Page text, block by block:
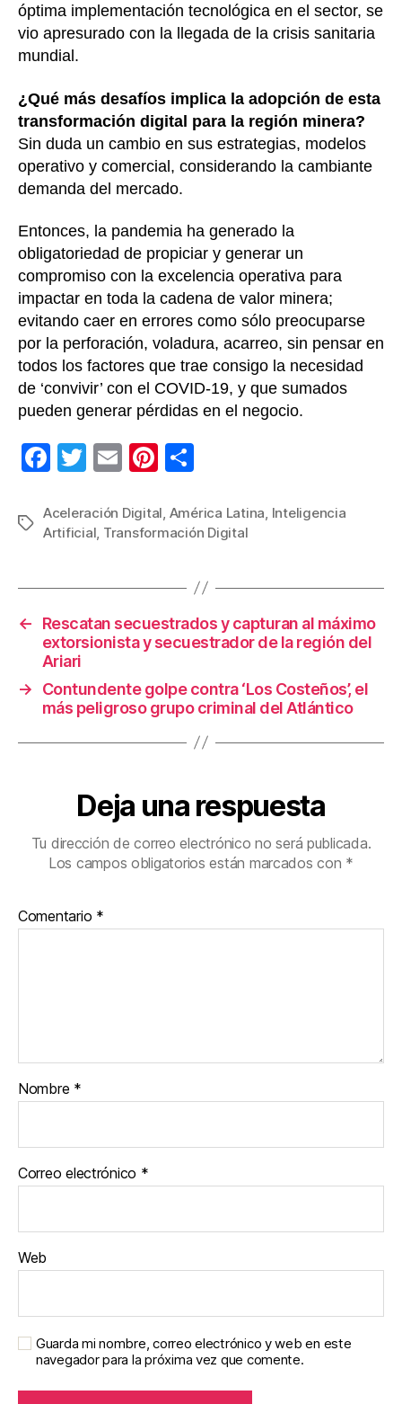
óptima implementación tecnológica en el sector, se
vio apresurado con la llegada de la crisis sanitaria
mundial.
¿Qué más desafíos implica la adopción de esta
transformación digital para la región minera?
Sin duda un cambio en sus estrategias, modelos
operativo y comercial, considerando la cambiante
demanda del mercado.
Entonces, la pandemia ha generado la
obligatoriedad de propiciar y generar un
compromiso con la excelencia operativa para
impactar en toda la cadena de valor minera;
evitando caer en errores como sólo preocuparse
por la perforación, voladura, acarreo, sin pensar en
todos los factores que trae consigo la necesidad
de ‘convivir’ con el COVID-19, y que sumados
pueden generar pérdidas en el negocio.
F
c
e
o
k
T
tt
er
E
ail
Pi
er
e
m
p
ar
tir
Etiquetas
Aceleración Digital América Latina Inteligencia
Artificial Transformación Digital
←
Rescatan secuestrados y capturan al máximo
extorsionista y secuestrador de la región del
Ariari
→
Contundente golpe contra ‘Los Costeños’, el
más peligroso grupo criminal del Atlántico
Deja una respuesta
Tu dirección de correo electrónico no será publicada.
Los campos obligatorios están marcados con *
Comentario *
Nombre *
Correo electrónico *
Web
Guarda mi nombre, correo electrónico y web en este
navegador para la próxima vez que comente.